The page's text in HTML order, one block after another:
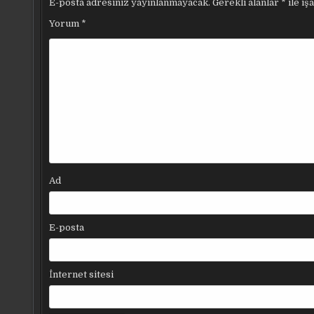
E-posta adresiniz yayınlanmayacak. Gerekli alanlar * ile
Yorum *
Ad
E-posta
İnternet sitesi